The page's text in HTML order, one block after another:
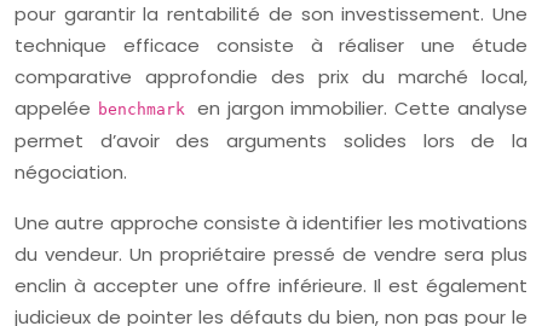
pour garantir la rentabilité de son investissement. Une
technique efficace consiste à réaliser une étude
comparative approfondie des prix du marché local,
appelée benchmark en jargon immobilier. Cette analyse
permet d’avoir des arguments solides lors de la
négociation.
Une autre approche consiste à identifier les motivations
du vendeur. Un propriétaire pressé de vendre sera plus
enclin à accepter une offre inférieure. Il est également
judicieux de pointer les défauts du bien, non pas pour le